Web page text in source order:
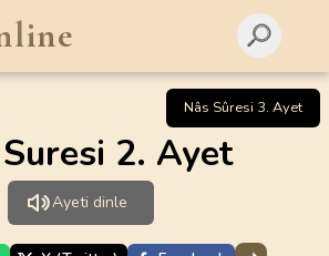
Nâs Sûresi 3. Ayet
2. Ayet
Ayeti dinle